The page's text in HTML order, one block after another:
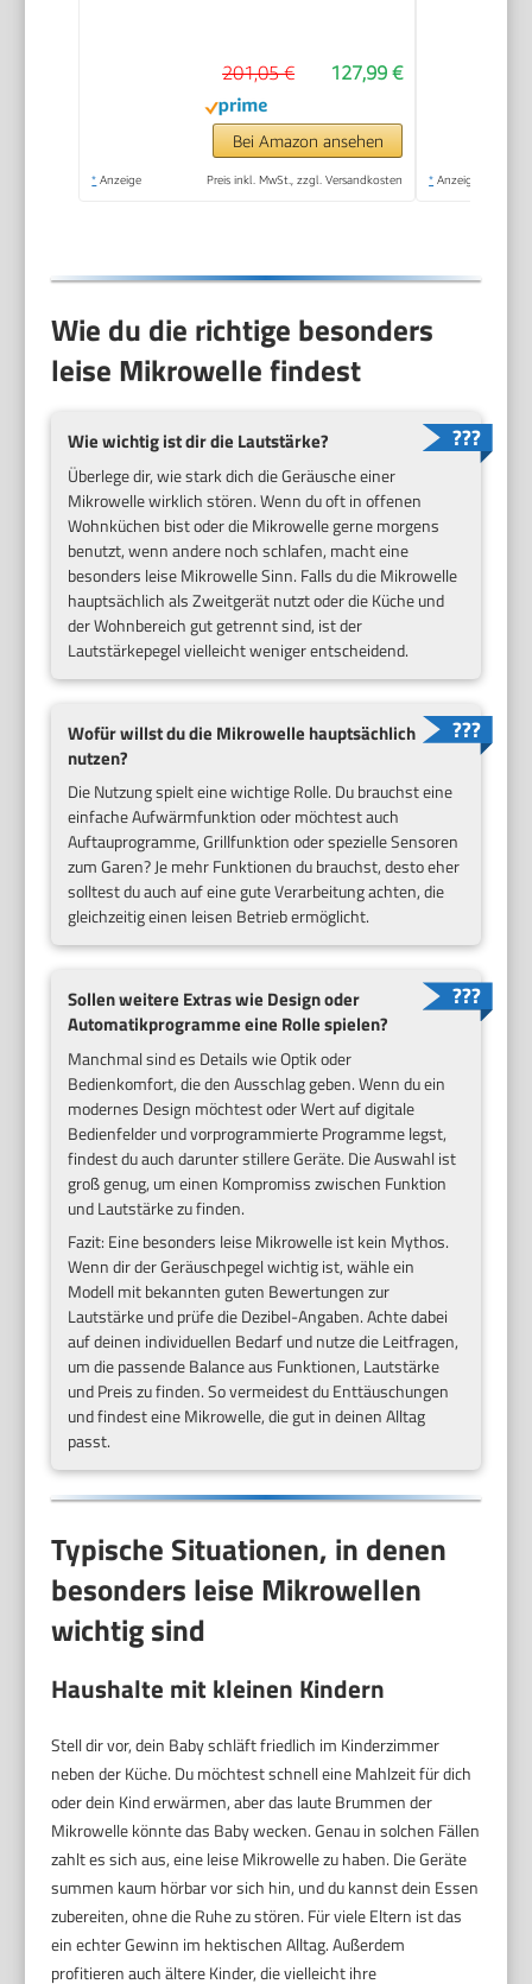
Schwarz
127,99 €
201,05 €
Bei Amazon ansehen
* Anzeige Preis inkl. MwSt., zzgl. Versandkosten * Anzeige
Wie du die richtige besonders
leise Mikrowelle findest
Wie wichtig ist dir die Lautstärke?
Überlege dir, wie stark dich die Geräusche einer
Mikrowelle wirklich stören. Wenn du oft in offenen
Wohnküchen bist oder die Mikrowelle gerne morgens
benutzt, wenn andere noch schlafen, macht eine
besonders leise Mikrowelle Sinn. Falls du die Mikrowelle
hauptsächlich als Zweitgerät nutzt oder die Küche und
der Wohnbereich gut getrennt sind, ist der
Lautstärkepegel vielleicht weniger entscheidend.
Wofür willst du die Mikrowelle hauptsächlich
nutzen?
Die Nutzung spielt eine wichtige Rolle. Du brauchst eine
einfache Aufwärmfunktion oder möchtest auch
Auftauprogramme, Grillfunktion oder spezielle Sensoren
zum Garen? Je mehr Funktionen du brauchst, desto eher
solltest du auch auf eine gute Verarbeitung achten, die
gleichzeitig einen leisen Betrieb ermöglicht.
Sollen weitere Extras wie Design oder
Automatikprogramme eine Rolle spielen?
Manchmal sind es Details wie Optik oder
Bedienkomfort, die den Ausschlag geben. Wenn du ein
modernes Design möchtest oder Wert auf digitale
Bedienfelder und vorprogrammierte Programme legst,
findest du auch darunter stillere Geräte. Die Auswahl ist
groß genug, um einen Kompromiss zwischen Funktion
und Lautstärke zu finden.
Fazit: Eine besonders leise Mikrowelle ist kein Mythos.
Wenn dir der Geräuschpegel wichtig ist, wähle ein
Modell mit bekannten guten Bewertungen zur
Lautstärke und prüfe die Dezibel-Angaben. Achte dabei
auf deinen individuellen Bedarf und nutze die Leitfragen,
um die passende Balance aus Funktionen, Lautstärke
und Preis zu finden. So vermeidest du Enttäuschungen
und findest eine Mikrowelle, die gut in deinen Alltag
passt.
Typische Situationen, in denen
besonders leise Mikrowellen
wichtig sind
Haushalte mit kleinen Kindern
Stell dir vor, dein Baby schläft friedlich im Kinderzimmer
neben der Küche. Du möchtest schnell eine Mahlzeit für dich
oder dein Kind erwärmen, aber das laute Brummen der
Mikrowelle könnte das Baby wecken. Genau in solchen Fällen
zahlt es sich aus, eine leise Mikrowelle zu haben. Die Geräte
summen kaum hörbar vor sich hin, und du kannst dein Essen
zubereiten, ohne die Ruhe zu stören. Für viele Eltern ist das
ein echter Gewinn im hektischen Alltag. Außerdem
profitieren auch ältere Kinder, die vielleicht ihre